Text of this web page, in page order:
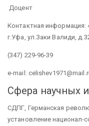
Доцент
Контактная информация:
г.Уфа, ул.Заки Валиди,
(347) 229-96-39
e-mail:
Сфера научных
СДПГ, Германская
установление национал-